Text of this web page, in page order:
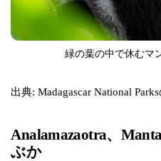
緑の葉の中で休むマ
出典: Madagascar National
Analamazaotra、
ぶか